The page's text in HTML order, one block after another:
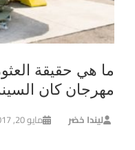
ما هي حقيقة
مهرجان كان
ليندا خضر مايو 20, 2017